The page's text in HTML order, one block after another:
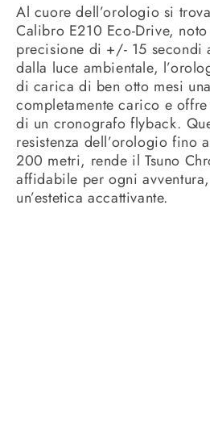
Al cuore dell’orologio si
Calibro E210 Eco-Drive,
precisione di +/- 15 secondi
dalla luce ambientale,
di carica di ben otto mesi
completamente carico e
di un cronografo flyback.
resistenza dell’orologio fino
200 metri, rende il Tsuno
affidabile per ogni
un’estetica accattivante.